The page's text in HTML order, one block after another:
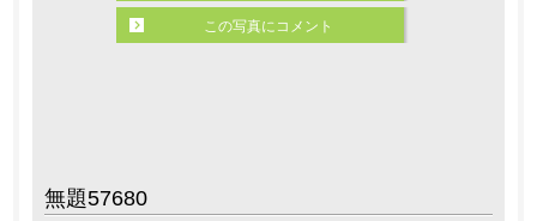
無題57680
この写真にコメント